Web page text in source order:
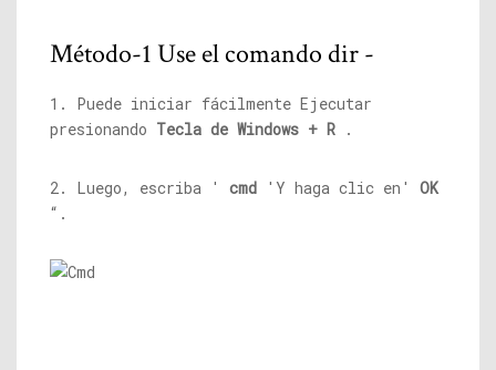
Método-1 Use el comando dir -
1. Puede iniciar fácilmente Ejecutar
presionando Tecla de Windows + R .
2. Luego, escriba ' cmd 'Y haga clic en' OK
“.